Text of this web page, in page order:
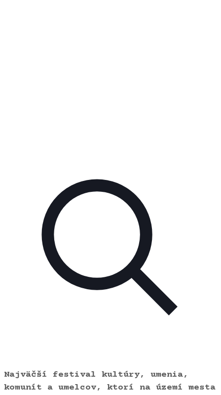
Najväčší festival kultúry, umenia,
komunít a umelcov, ktorí na území mesta